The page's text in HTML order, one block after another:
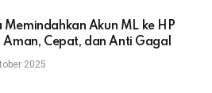
Memindahkan Akun ML ke HP
Aman, Cepat, dan Anti Gagal
2025